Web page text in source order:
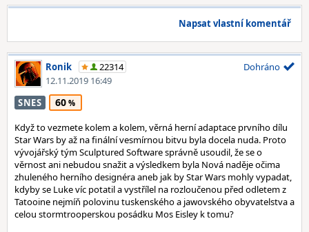
Napsat vlastní komentář
Ronik
22314
12.11.2019 16:49
Dohráno
SNES 60
Když to vezmete kolem a kolem, věrná herní adaptace prvního dílu
Star Wars by až na finální vesmírnou bitvu byla docela nuda. Proto
vývojářský tým Sculptured Software správně usoudil, že se o
věrnost ani nebudou snažit a výsledkem byla Nová naděje očima
zhuleného herního designéra aneb jak by Star Wars mohly vypadat,
kdyby se Luke víc potatil a vystřílel na rozloučenou před odletem z
Tatooine nejmíň polovinu tuskenského a jawovského obyvatelstva a
celou stormtrooperskou posádku Mos Eisley k tomu?